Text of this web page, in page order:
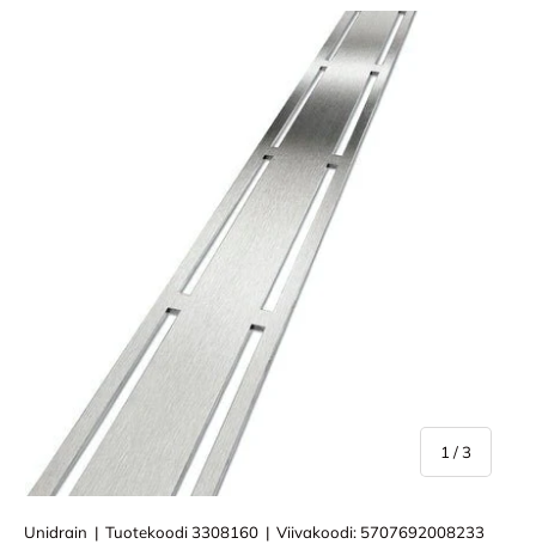
1 / /3
Unidrain | Tuotekoodi3308160 | Viivakoodi: 5707692008233